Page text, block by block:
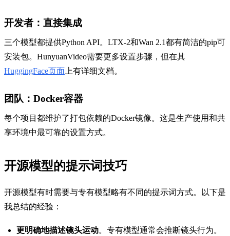
开发者：直接集成
三个模型都提供Python API。LTX-2和Wan 2.1都有简洁的pip可
安装包。HunyuanVideo需要更多设置步骤，但在其
HuggingFace页面 上有详细文档。
团队：Docker容器
每个项目都维护了打包依赖的Docker镜像。这是生产使用和共
享环境中最可靠的设置方式。
开源模型的提示词技巧
开源模型有时需要与专有模型略有不同的提示词方式。以下是
我总结的经验：
更明确地描述镜头运动。专有模型通常会推断镜头行为。